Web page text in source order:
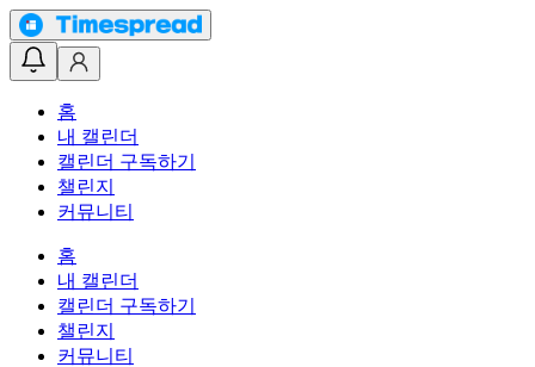
홈
내 캘린더
캘린더 구독하기
챌린지
커뮤니티
홈
내 캘린더
캘린더 구독하기
챌린지
커뮤니티